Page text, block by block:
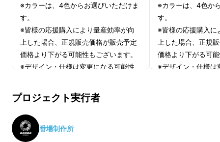
ト。
小銭も、お札も。必要なすべてを、この中に。
※小さいので、どこのポケットに入れたか忘れ
ないようご注意ください
※カラーは、4色からお選びいただけま
す。
※皆様の応援購入により量産効率が向
上した場合、正規販売価格が販売予定
価格より下がる可能性もございます。
※デザイン・仕様は変更になる可能性
※ご注文状況、使用部材の供給状況、
製造工程上の都合等により出荷時期が
遅れる場合があります。
※カラーは、4色か
す。
※皆様の応援購入に
上した場合、正規
価格より下がる可
※デザイン・仕様は
プロジェクト実行者
番場制作所